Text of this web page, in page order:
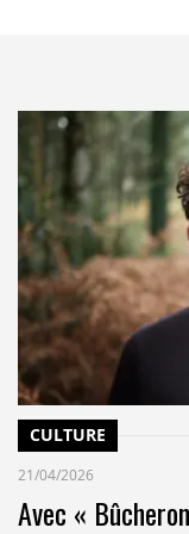
le fait que ces
toute leur
le Giec ne publie
les domaines
COP annuelles.
au
va établir des
(aux
de résidences,
sur « le
confirmé au
CULTURE
21/04/2026
Avec «